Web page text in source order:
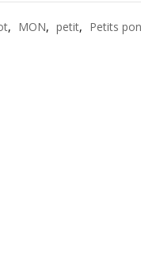
, MON, petit, Petits